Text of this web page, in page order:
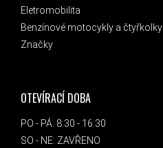
Eletromobilita
Benzínové motocykly a čtyřkolky
Značky
OTEVÍRACÍ DOBA
PO - PÁ: 8:30 - 16:30
SO - NE: ZAVŘENO